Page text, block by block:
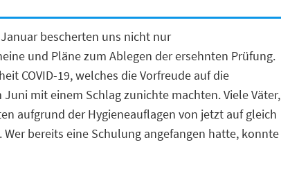
bescherten uns nicht nur
und Pläne zum Ablegen der ersehnten Prüfung.
COVID-19, welches die Vorfreude auf die
mit einem Schlag zunichte machten. Viele Väter,
aufgrund der Hygieneauflagen von jetzt auf gleich
bereits eine Schulung angefangen hatte, konnte